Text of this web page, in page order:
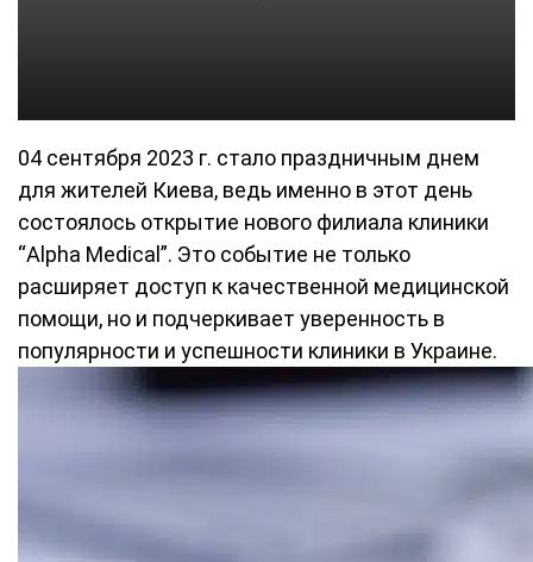
04 сентября 2023 г. стало праздничным днем
для жителей Киева, ведь именно в этот день
состоялось открытие нового филиала клиники
“Alpha Medical”. Это событие не только
расширяет доступ к качественной медицинской
помощи, но и подчеркивает уверенность в
популярности и успешности клиники в Украине.